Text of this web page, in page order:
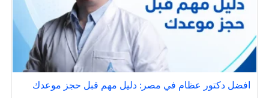
افضل دكتور عظام في مصر: دليل مهم قبل حجز موعدك